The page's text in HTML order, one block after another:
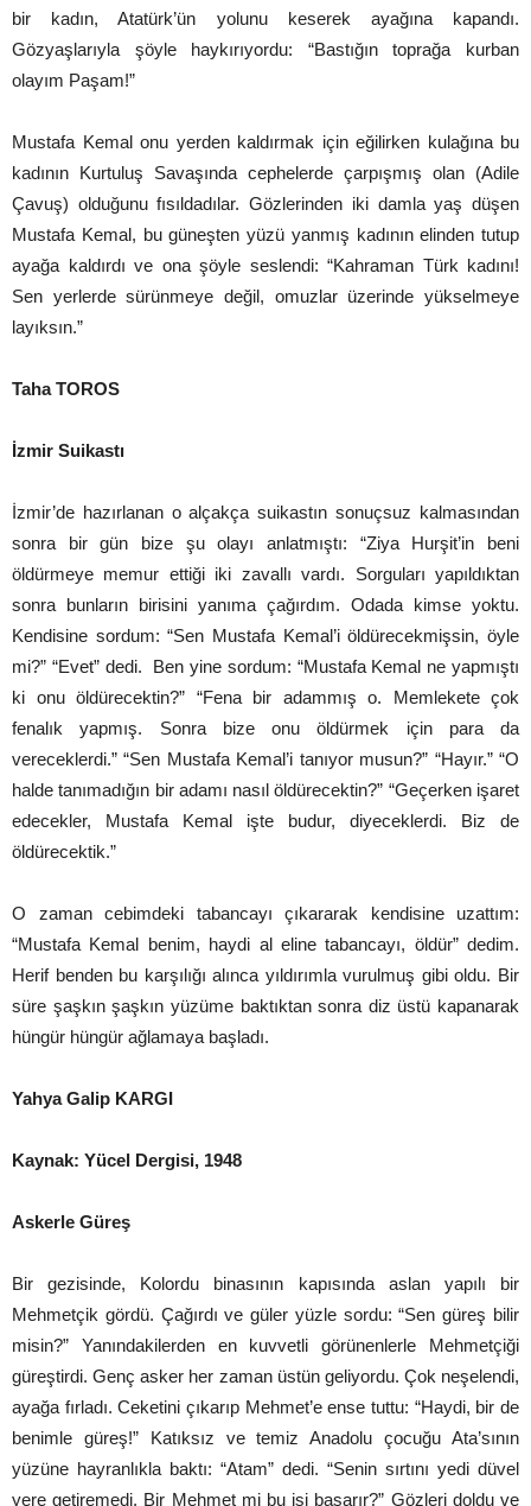
bir kadın, Atatürk’ün yolunu keserek ayağına kapandı.
Gözyaşlarıyla şöyle haykırıyordu: “Bastığın toprağa kurban
olayım Paşam!”
Mustafa Kemal onu yerden kaldırmak için eğilirken kulağına bu
kadının Kurtuluş Savaşında cephelerde çarpışmış olan (Adile
Çavuş) olduğunu fısıldadılar. Gözlerinden iki damla yaş düşen
Mustafa Kemal, bu güneşten yüzü yanmış kadının elinden tutup
ayağa kaldırdı ve ona şöyle seslendi: “Kahraman Türk kadını!
Sen yerlerde sürünmeye değil, omuzlar üzerinde yükselmeye
layıksın.”
Taha TOROS
İzmir Suikastı
İzmir’de hazırlanan o alçakça suikastın sonuçsuz kalmasından
sonra bir gün bize şu olayı anlatmıştı: “Ziya Hurşit’in beni
öldürmeye memur ettiği iki zavallı vardı. Sorguları yapıldıktan
sonra bunların birisini yanıma çağırdım. Odada kimse yoktu.
Kendisine sordum: “Sen Mustafa Kemal’i öldürecekmişsin, öyle
mi?” “Evet” dedi. Ben yine sordum: “Mustafa Kemal ne yapmıştı
ki onu öldürecektin?” “Fena bir adammış o. Memlekete çok
fenalık yapmış. Sonra bize onu öldürmek için para da
vereceklerdi.” “Sen Mustafa Kemal’i tanıyor musun?” “Hayır.” “O
halde tanımadığın bir adamı nasıl öldürecektin?” “Geçerken işaret
edecekler, Mustafa Kemal işte budur, diyeceklerdi. Biz de
öldürecektik.”
O zaman cebimdeki tabancayı çıkararak kendisine uzattım:
“Mustafa Kemal benim, haydi al eline tabancayı, öldür” dedim.
Herif benden bu karşılığı alınca yıldırımla vurulmuş gibi oldu. Bir
süre şaşkın şaşkın yüzüme baktıktan sonra diz üstü kapanarak
hüngür hüngür ağlamaya başladı.
Yahya Galip KARGI
Kaynak: Yücel Dergisi, 1948
Askerle Güreş
Bir gezisinde, Kolordu binasının kapısında aslan yapılı bir
Mehmetçik gördü. Çağırdı ve güler yüzle sordu: “Sen güreş bilir
misin?” Yanındakilerden en kuvvetli görünenlerle Mehmetçiği
güreştirdi. Genç asker her zaman üstün geliyordu. Çok neşelendi,
ayağa fırladı. Ceketini çıkarıp Mehmet’e ense tuttu: “Haydi, bir de
benimle güreş!” Katıksız ve temiz Anadolu çocuğu Ata’sının
yüzüne hayranlıkla baktı: “Atam” dedi. “Senin sırtını yedi düvel
yere getiremedi. Bir Mehmet mi bu işi başarır?” Gözleri doldu ve